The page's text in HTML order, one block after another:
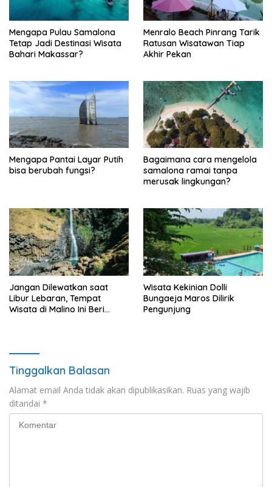
Mengapa Pulau Samalona
Tetap Jadi Destinasi Wisata
Bahari Makassar?
Menralo Beach Pinrang Tarik
Ratusan Wisatawan Tiap
Akhir Pekan
Mengapa Pantai Layar Putih
bisa berubah fungsi?
Bagaimana cara mengelola
samalona ramai tanpa
merusak lingkungan?
Jangan Dilewatkan saat
Libur Lebaran, Tempat
Wisata di Malino Ini Beri
Wisata Kekinian Dolli
Bungaeja Maros Dilirik
Pengunjung
Tinggalkan Balasan
Alamat email Anda tidak akan dipublikasikan. Ruas yang wajib
ditandai *